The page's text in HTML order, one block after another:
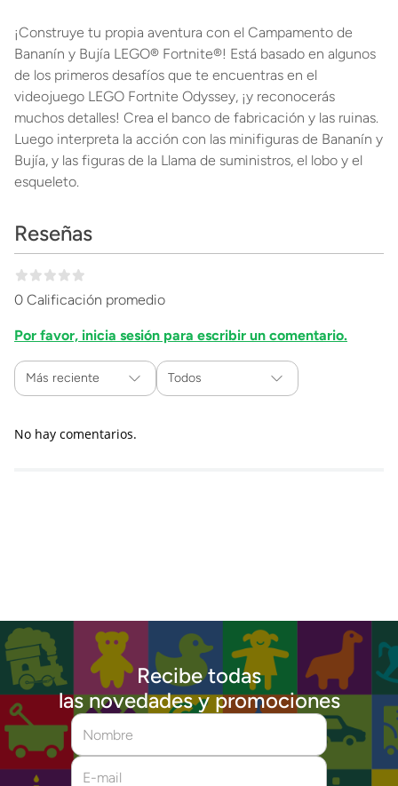
¡Construye tu propia aventura con el Campamento de
Bananín y Bujía LEGO® Fortnite®! Está basado en algunos
de los primeros desafíos que te encuentras en el
videojuego LEGO Fortnite Odyssey, ¡y reconocerás
muchos detalles! Crea el banco de fabricación y las ruinas.
Luego interpreta la acción con las minifiguras de Bananín y
Bujía, y las figuras de la Llama de suministros, el lobo y el
esqueleto.
Reseñas
0 Calificación promedio
Por favor, inicia sesión para escribir un comentario.
Más reciente Todos
No hay comentarios.
Recibe todas
las novedades y promociones